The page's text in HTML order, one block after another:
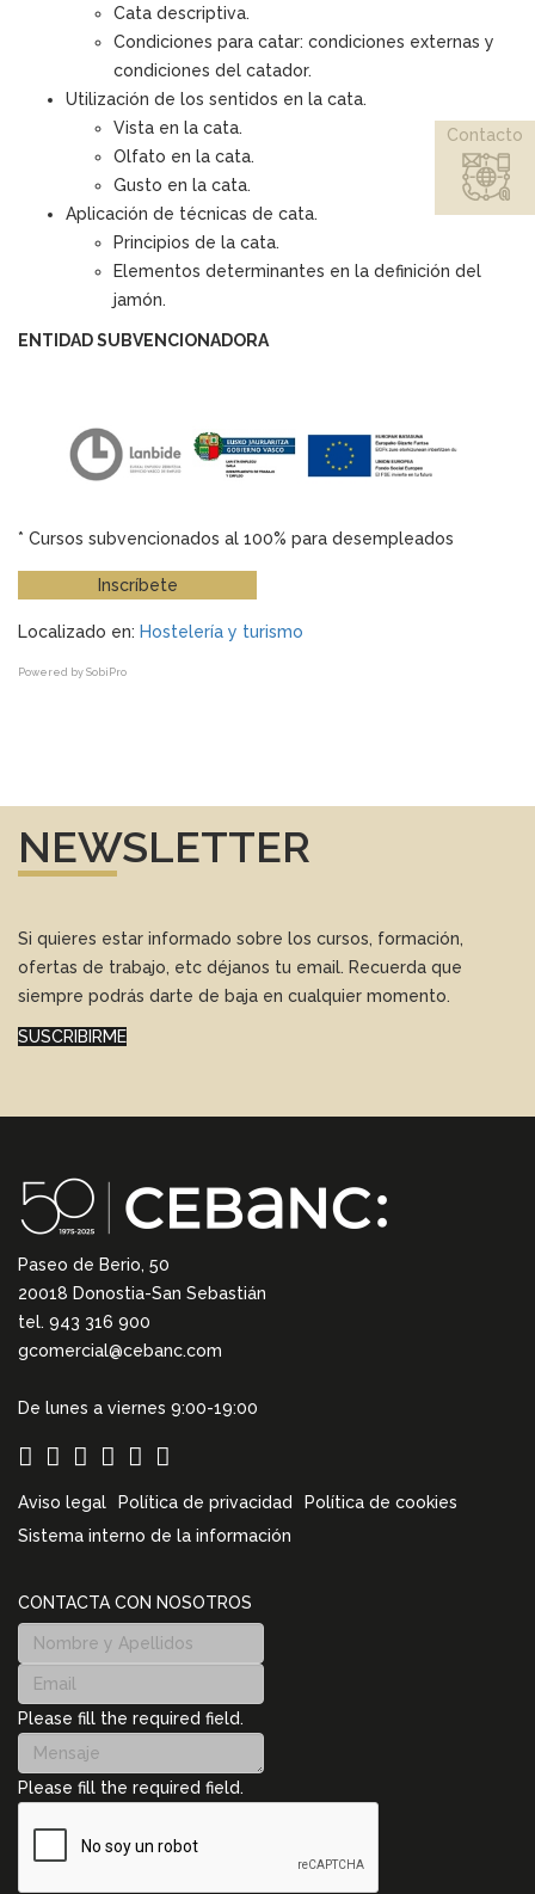
Cata descriptiva.
Condiciones para catar: condiciones externas y
condiciones del catador.
Utilización de los sentidos en la cata.
Vista en la cata.
Olfato en la cata.
Gusto en la cata.
Aplicación de técnicas de cata.
Principios de la cata.
Elementos determinantes en la definición del
jamón.
ENTIDAD SUBVENCIONADORA
* Cursos subvencionados al 100% para desempleados
Inscríbete
Localizado en: Hostelería y turismo
Powered by SobiPro
NEWSLETTER
Si quieres estar informado sobre los cursos, formación,
ofertas de trabajo, etc déjanos tu email. Recuerda que
siempre podrás darte de baja en cualquier momento.
SUSCRIBIRME
Paseo de Berio, 50
20018 Donostia-San Sebastián
tel. 943 316 900
gcomercial@cebanc.com
De lunes a viernes 9:00-19:00
Aviso legal Política de privacidad
Política de cookies
Sistema interno de la información
CONTACTA CON NOSOTROS
Please fill the required field.
Please fill the required field.
Contacto